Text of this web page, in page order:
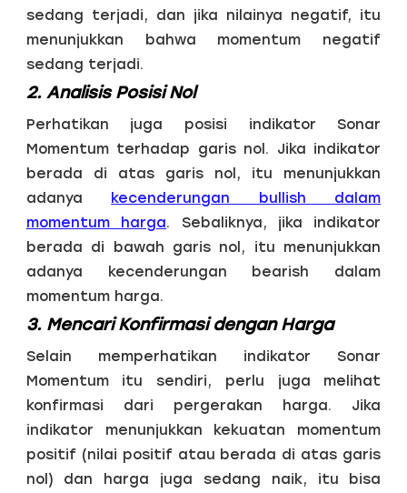
sedang terjadi, dan jika nilainya negatif, itu
menunjukkan bahwa momentum negatif
sedang terjadi.
2. Analisis Posisi Nol
Perhatikan juga posisi indikator Sonar
Momentum terhadap garis nol. Jika indikator
berada di atas garis nol, itu menunjukkan
adanya kecenderungan bullish dalam
momentum harga. Sebaliknya, jika indikator
berada di bawah garis nol, itu menunjukkan
adanya kecenderungan bearish dalam
momentum harga.
3. Mencari Konfirmasi dengan Harga
Selain memperhatikan indikator Sonar
Momentum itu sendiri, perlu juga melihat
konfirmasi dari pergerakan harga. Jika
indikator menunjukkan kekuatan momentum
positif (nilai positif atau berada di atas garis
nol) dan harga juga sedang naik, itu bisa